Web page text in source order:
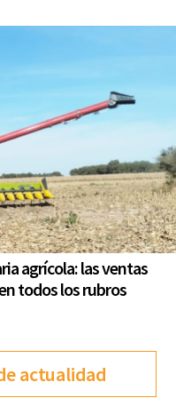
agrícola: las ventas
todos los rubros
actualidad